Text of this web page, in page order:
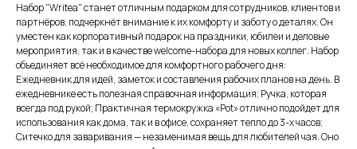
Набор "Writea" станет отличным подарком для сотрудников, клиентов и
партнёров, подчеркнёт внимание к их комфорту и заботу о деталях. Он
уместен как корпоративный подарок на праздники, юбилеи и деловые
мероприятия, так и в качестве welcome-набора для новых коллег. Набор
объединяет всё необходимое для комфортного рабочего дня:
Ежедневник для идей, заметок и составления рабочих планов на день. В
ежедневнике есть полезная справочная информация; Ручка, которая
всегда под рукой; Практичная термокружка «Pot» отлично подойдет для
использования как дома, так и в офисе, сохраняет тепло до 3-х часов;
Ситечко для заваривания — незаменимая вещь для любителей чая. Оно